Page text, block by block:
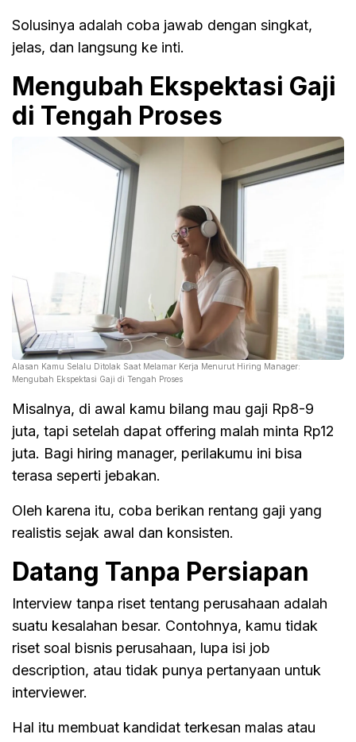
Solusinya adalah coba jawab dengan singkat,
jelas, dan langsung ke inti.
Mengubah Ekspektasi Gaji
di Tengah Proses
Alasan Kamu Selalu Ditolak Saat Melamar Kerja Menurut Hiring Manager:
Mengubah Ekspektasi Gaji di Tengah Proses
Misalnya, di awal kamu bilang mau gaji Rp8-9
juta, tapi setelah dapat offering malah minta Rp12
juta. Bagi hiring manager, perilakumu ini bisa
terasa seperti jebakan.
Oleh karena itu, coba berikan rentang gaji yang
realistis sejak awal dan konsisten.
Datang Tanpa Persiapan
Interview tanpa riset tentang perusahaan adalah
suatu kesalahan besar. Contohnya, kamu tidak
riset soal bisnis perusahaan, lupa isi job
description, atau tidak punya pertanyaan untuk
interviewer.
Hal itu membuat kandidat terkesan malas atau